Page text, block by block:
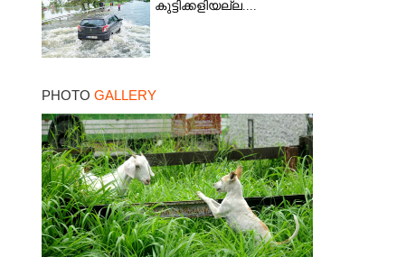
കാഴ്ച.2.വെള്ളം
നിന്ന്എത്തിച്ച ബോട്ടും.
കുട്ടിക്കളിയല്ല....
PHOTO GALLERY